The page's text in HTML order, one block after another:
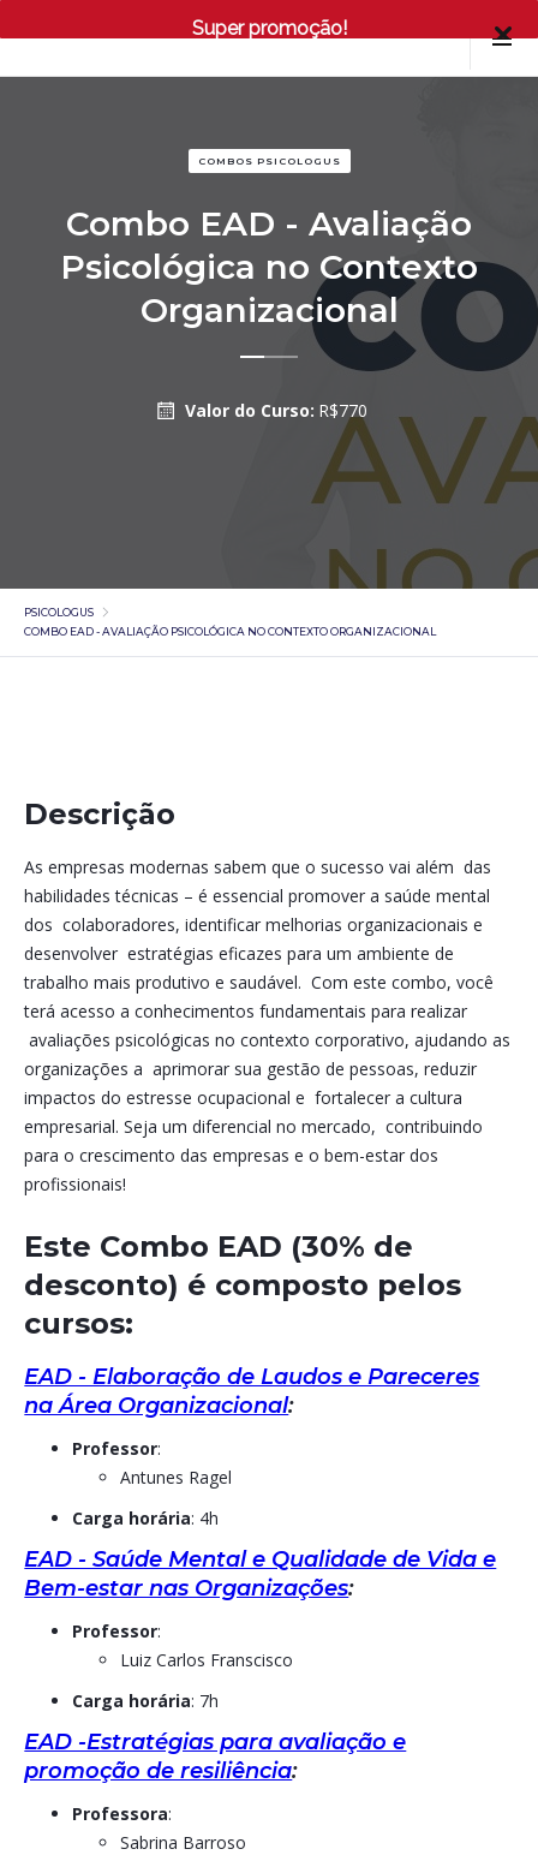
Super promoção!
COMBOS PSICOLOGUS
Combo EAD - Avaliação
Psicológica no Contexto
Organizacional
Valor do Curso: R$770
PSICOLOGUS
COMBO EAD - AVALIAÇÃO PSICOLÓGICA NO CONTEXTO ORGANIZACIONAL
Descrição
As empresas modernas sabem que o sucesso vai além das
habilidades técnicas – é essencial promover a saúde mental
dos colaboradores, identificar melhorias organizacionais e
desenvolver estratégias eficazes para um ambiente de
trabalho mais produtivo e saudável. Com este combo, você
terá acesso a conhecimentos fundamentais para realizar
avaliações psicológicas no contexto corporativo, ajudando as
organizações a aprimorar sua gestão de pessoas, reduzir
impactos do estresse ocupacional e fortalecer a cultura
empresarial. Seja um diferencial no mercado, contribuindo
para o crescimento das empresas e o bem-estar dos
profissionais!
Este Combo EAD (30% de
desconto) é composto pelos
cursos:
EAD - Elaboração de Laudos e Pareceres
na Área Organizacional:
Professor:
Antunes Ragel
Carga horária: 4h
EAD - Saúde Mental e Qualidade de Vida e
Bem-estar nas Organizações:
Professor:
Luiz Carlos Franscisco
Carga horária: 7h
EAD -Estratégias para avaliação e
promoção de resiliência:
Professora:
Sabrina Barroso